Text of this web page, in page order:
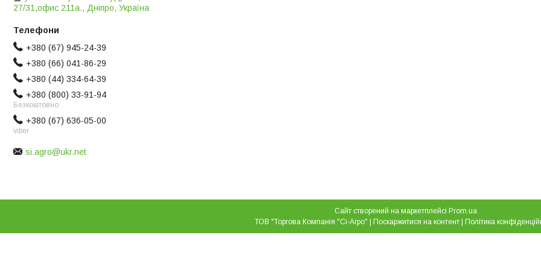
27/31,офис 211а., Дніпро, Україна
+380 (67) 945-24-39
+380 (66) 041-86-29
+380 (44) 334-64-39
+380 (800) 33-91-94
Безкоштовно
+380 (67) 636-05-00
viber
si.agro@ukr.net
Сайт створений на маркетплейсі Prom.ua
ТОВ "Торгова Компанія "Сі-Агро" | Поскаржитися на контент | Політика